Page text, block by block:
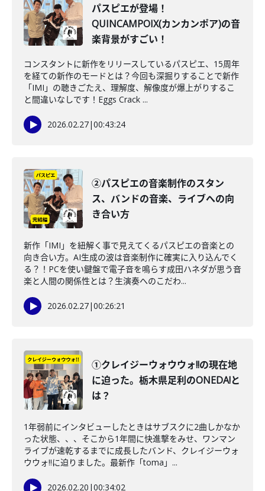
パスピエが登場！
QUINCAMPOIX(カンカンポア)の音
楽背景がすごい！
コンスタントに新作をリリースしているパスピエ、15周年
を経ての新作のモードとは？今回も深掘りすることで新作
「IMI」の聴きごたえ、理解度、解像度が爆上がりするこ
と間違いなしです！Eggs Crack ...
2026.02.27|00:43:24
②パスピエの音楽制作のスタン
ス、バンドの音楽、ライブへの向
き合い方
新作「IMI」を紐解く事で見えてくるパスピエの音楽との
向き合い方。AI生成の波は音楽制作に確実に入り込んでく
る？！PCを使い鍵盤で電子音を鳴らす成田ハネダが思う音
楽と人間の関係性とは？生演奏へのこだわ...
2026.02.27|00:26:21
①クレイジーウォウウォ!!の現在地
に迫った。栃木県足利のONEDA!と
は？
1年弱前にインタビューしたときはサブスクに2曲しかなか
った状態、、、そこから1年間に快進撃をみせ、ワンマン
ライブが速乾するまでに成長したバンド、クレイジーウォ
ウウォ!!に迫りました。最新作「toma」...
2026.02.20 |00:34:02